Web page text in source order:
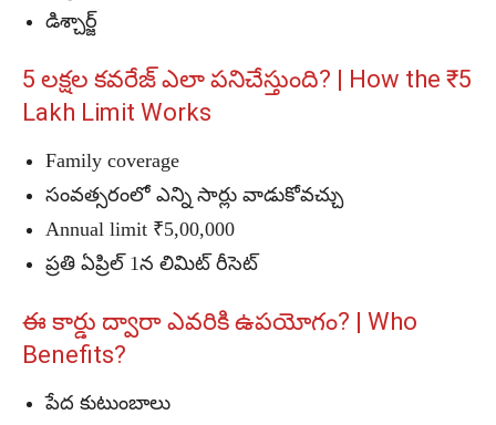
డిశ్చార్జ్
5 లక్షల కవరేజ్ ఎలా పనిచేస్తుంది? | How the ₹5
Lakh Limit Works
Family coverage
సంవత్సరంలో ఎన్ని సార్లు వాడుకోవచ్చు
Annual limit ₹5,00,000
ప్రతి ఏప్రిల్ 1న లిమిట్ రీసెట్
ఈ కార్డు ద్వారా ఎవరికి ఉపయోగం? | Who
Benefits?
పేద కుటుంబాలు